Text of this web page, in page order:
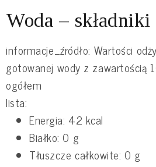
Woda –
informacje_źródło: Wartości
gotowanej wody z zawartością
ogółem
lista:
Energia: 42 kcal
Białko: 0 g
Tłuszcze całkowite: 0 g